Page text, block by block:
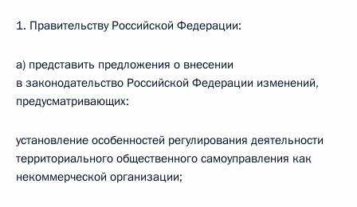
1. Правительству Российской Федерации:
а) представить предложения о внесении
в законодательство Российской Федерации изменений,
предусматривающих:
установление особенностей регулирования деятельности
территориального общественного самоуправления как
некоммерческой организации;